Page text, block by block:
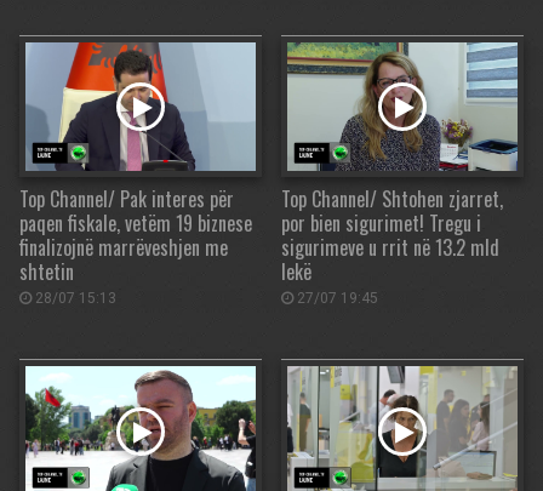
Top Channel/ Pak interes për
paqen fiskale, vetëm 19 biznese
finalizojnë marrëveshjen me
shtetin
28/07 15:13
Top Channel/ Shtohen zjarret,
por bien sigurimet! Tregu i
sigurimeve u rrit në 13.2 mld
lekë
27/07 19:45